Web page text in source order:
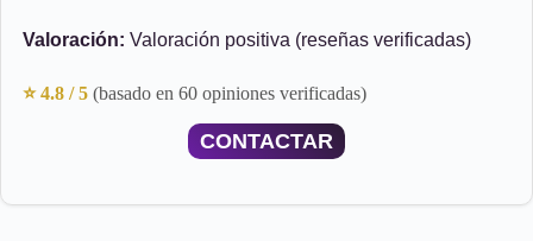
Valoración: Valoración positiva (reseñas verificadas)
⭐ 4.8 / 5 (basado en 60 opiniones verificadas)
CONTACTAR